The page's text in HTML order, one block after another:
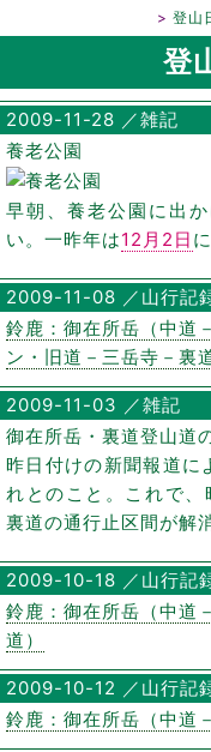
登山
登
2009-11-28 ／雑記
養老公園
早朝、養老公園に出
い。一昨年は12月2日
2009-11-08 ／山行記
鈴鹿：御在所岳（中道
ン・旧道－三岳寺－裏道
2009-11-03 ／雑記
御在所岳・裏道登山道
昨日付けの新聞報道に
れとのこと。これで
裏道の通行止区間が解
2009-10-18 ／山行記
鈴鹿：御在所岳（中道
道）
2009-10-12 ／山行記
鈴鹿：御在所岳（中道